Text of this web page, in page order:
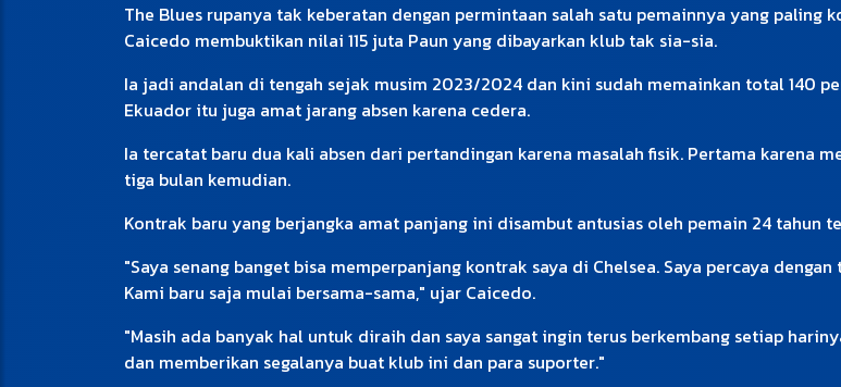
The Blues rupanya tak keberatan dengan permintaan salah satu pemainnya yang
Caicedo membuktikan nilai 115 juta Paun yang dibayarkan klub tak sia-sia.
Ia jadi andalan di tengah sejak musim 2023/2024 dan kini sudah memainkan total 140
Ekuador itu juga amat jarang absen karena cedera.
Ia tercatat baru dua kali absen dari pertandingan karena masalah fisik. Pertama karena
tiga bulan kemudian.
Kontrak baru yang berjangka amat panjang ini disambut antusias oleh pemain 24 tahun
"Saya senang banget bisa memperpanjang kontrak saya di Chelsea. Saya percaya
Kami baru saja mulai bersama-sama," ujar Caicedo.
"Masih ada banyak hal untuk diraih dan saya sangat ingin terus berkembang setiap
dan memberikan segalanya buat klub ini dan para suporter."